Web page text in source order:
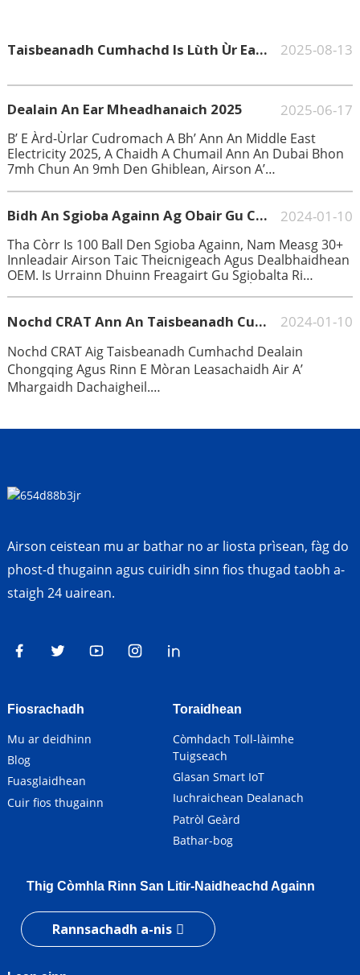
Taisbeanadh Cumhachd Is Lùth Ùr Eadar-Nàiseanta Indonesia 2025: Tapadh A-Steach Do Shlighe Òir Gluasad Lùtha Ear-Dheas Àisia 2025-08-13
Dealain An Ear Mheadhanaich 2025 2025-06-17
B’ E Àrd-Ùrlar Cudromach A Bh’ Ann An Middle East
Electricity 2025, A Chaidh A Chumail Ann An Dubai Bhon
7mh Chun An 9mh Den Ghiblean, Airson A’
Bidh An Sgioba Againn Ag Obair Gu Cruaidh Gus Coinneachadh Ri Ceann-Latha Nan Òrdughan Èiginneach 2024-01-10
Tha Còrr Is 100 Ball Den Sgioba Againn, Nam Measg 30+
Innleadair Airson Taic Theicnigeach Agus Dealbhaidhean
OEM. Is Urrainn Dhuinn Freagairt Gu Sgiobalta Ri
Proifeasanta Againn Gus Dèanamh Cinnteach À
Fuasgladh Fhaighinn Air Duilgheadasan Iar-Reic. Is E
Sàsachd Luchd-Ceannach Am Prìomh Fheachd Air Cùl Ar
N-Obrach Chruaidh. Bidh Sinn An-Còmhnaidh A’ Strì
Airson Sàr-Mhathais Agus A’ Cumail A-Mach Gun Toir
Luchd-Ceannach.
Nochd CRAT Ann An Taisbeanadh Cumhachd Fèill Canton 2024-01-10
Nochd CRAT Aig Taisbeanadh Cumhachd Dealain
Chongqing Agus Rinn E Mòran Leasachaidh Air A’
Mhargaidh Dachaigheil.
“cumhachd An Eadar-Lìn Rudan” San Àm Ri Teachd, Bidh
Airson ceistean mu ar bathar no ar liosta prìsean, fàg do
phost-d thugainn agus cuiridh sinn fios thugad taobh a-
staigh 24 uairean.
Fiosrachadh
Mu ar deidhinn
Blog
Fuasglaidhean
Cuir fios thugainn
Toraidhean
Còmhdach Toll-làimhe
Tuigseach
Glasan Smart IoT
Iuchraichean Dealanach
Patròl Geàrd
Bathar-bog
Thig Còmhla Rinn San Litir-Naidheachd Againn
Rannsachadh a-nis